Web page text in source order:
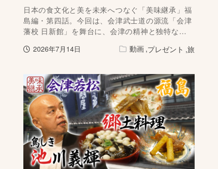
日本の食文化と美を未来へつなぐ「美味継承」福
島編・第四話。今回は、会津武士道の源流「会津
藩校 日新館」を舞台に、会津の精神と独特な…
2026年7月14日 動画 プレゼント 旅